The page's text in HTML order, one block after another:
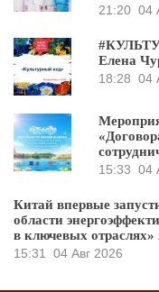
21:20 04
Елена
18:28 04
15:33 04
Китай впервые
области
в ключевых отраслях»
15:31
04 Авг 2026